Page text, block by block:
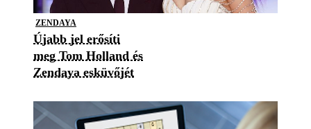
ZENDAYA
Újabb jel erősíti
meg Tom Holland és
Zendaya esküvőjét